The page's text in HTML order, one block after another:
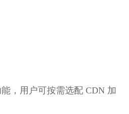
，用户可按需选配 CDN 加